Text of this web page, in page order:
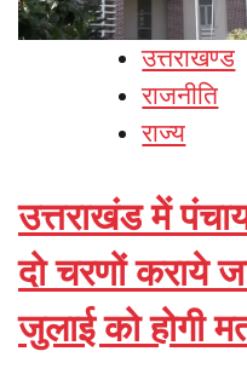
उत्तराखण्ड
राजनीति
राज्य
उत्तराखंड में
दो चरणों कराये
जुलाई को होगी